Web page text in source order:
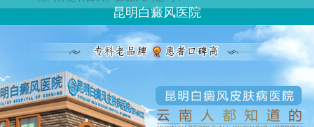
昆明白癜风医院
请问你是有白斑、白癜风问题吗？